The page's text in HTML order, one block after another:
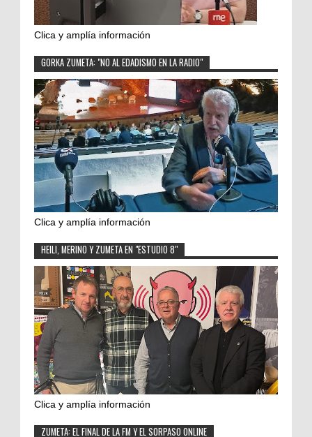
Clica y amplía información
GORKA ZUMETA: "NO AL EDADISMO EN LA RADIO"
Clica y amplía información
HEILI, MERINO Y ZUMETA EN "ESTUDIO 8"
Clica y amplía información
ZUMETA: EL FINAL DE LA FM Y EL SORPASO ONLINE